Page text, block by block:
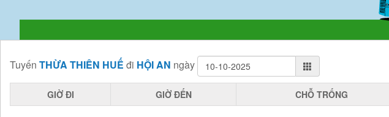
Tuyến THỪA THIÊN HUẾ đi HỘI AN ngày
GIỜ ĐI GIỜ ĐẾN CHỖ TRỐNG